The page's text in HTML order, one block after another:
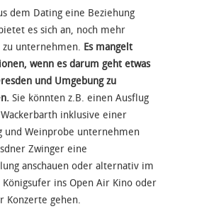
dem Dating eine Beziehung
es sich an, noch mehr
unternehmen. Es mangelt
wenn es darum geht etwas
und Umgebung zu
Sie könnten z.B. einen Ausflug
Wackerbarth inklusive einer
und Weinprobe unternehmen
Zwinger eine
anschauen oder alternativ im
ins Open Air Kino oder
Konzerte gehen.